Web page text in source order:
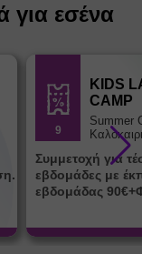
για εσένα
9
KIDS
CAMP
Summer
Συμμετοχή για
εβδομάδες με
εβδομάδας